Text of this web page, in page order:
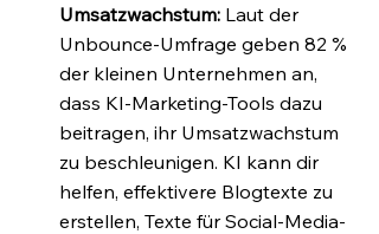
Umsatzwachstum: Laut der
Unbounce-Umfrage geben 82 %
der kleinen Unternehmen an,
dass KI-Marketing-Tools dazu
beitragen, ihr Umsatzwachstum
zu beschleunigen. KI kann dir
helfen, effektivere Blogtexte zu
erstellen, Texte für Social-Media-